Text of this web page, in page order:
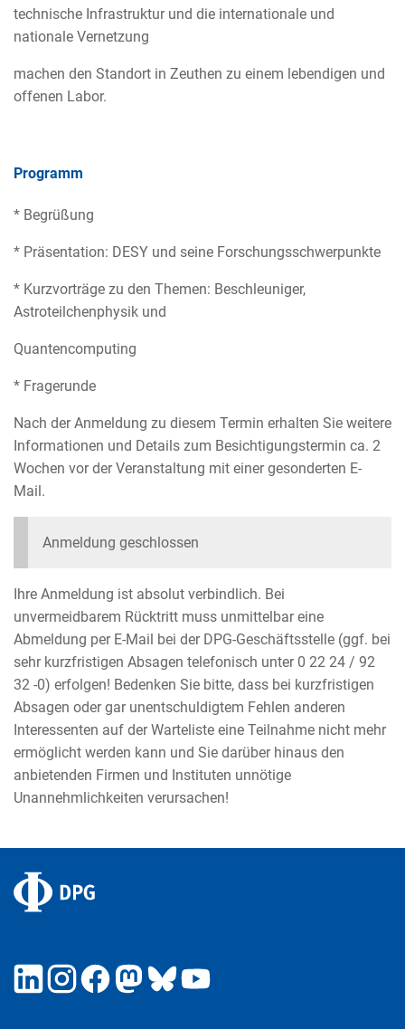
technische Infrastruktur und die internationale und
nationale Vernetzung
machen den Standort in Zeuthen zu einem lebendigen und
offenen Labor.
Programm
* Begrüßung
* Präsentation: DESY und seine Forschungsschwerpunkte
* Kurzvorträge zu den Themen: Beschleuniger,
Astroteilchenphysik und
Quantencomputing
* Fragerunde
Nach der Anmeldung zu diesem Termin erhalten Sie weitere
Informationen und Details zum Besichtigungstermin ca. 2
Wochen vor der Veranstaltung mit einer gesonderten E-
Mail.
Anmeldung geschlossen
Ihre Anmeldung ist absolut verbindlich. Bei
unvermeidbarem Rücktritt muss unmittelbar eine
Abmeldung per E-Mail bei der DPG-Geschäftsstelle (ggf. bei
sehr kurzfristigen Absagen telefonisch unter 0 22 24 / 92
32 -0) erfolgen! Bedenken Sie bitte, dass bei kurzfristigen
Absagen oder gar unentschuldigtem Fehlen anderen
Interessenten auf der Warteliste eine Teilnahme nicht mehr
ermöglicht werden kann und Sie darüber hinaus den
anbietenden Firmen und Instituten unnötige
Unannehmlichkeiten verursachen!